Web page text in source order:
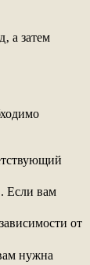
а затем
Если вам
от
нужна